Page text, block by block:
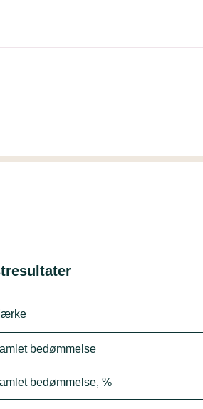
bedømmelse
bedømmelse, %